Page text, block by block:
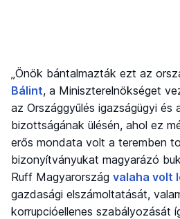
„Önök bántalmazták ezt az
Bálint, a Miniszterelnökséget
az Országgyűlés igazságügyi és
bizottságának ülésén, ahol ez
erős mondata volt a teremben
bizonyítványukat magyarázó
Ruff Magyarország valaha volt
gazdasági elszámoltatását,
korrupcióellenes szabályozását